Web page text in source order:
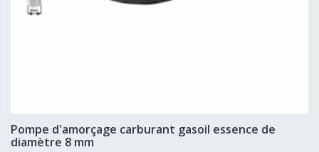
Pompe d'amorçage carburant gasoil essence de
diamètre 8 mm